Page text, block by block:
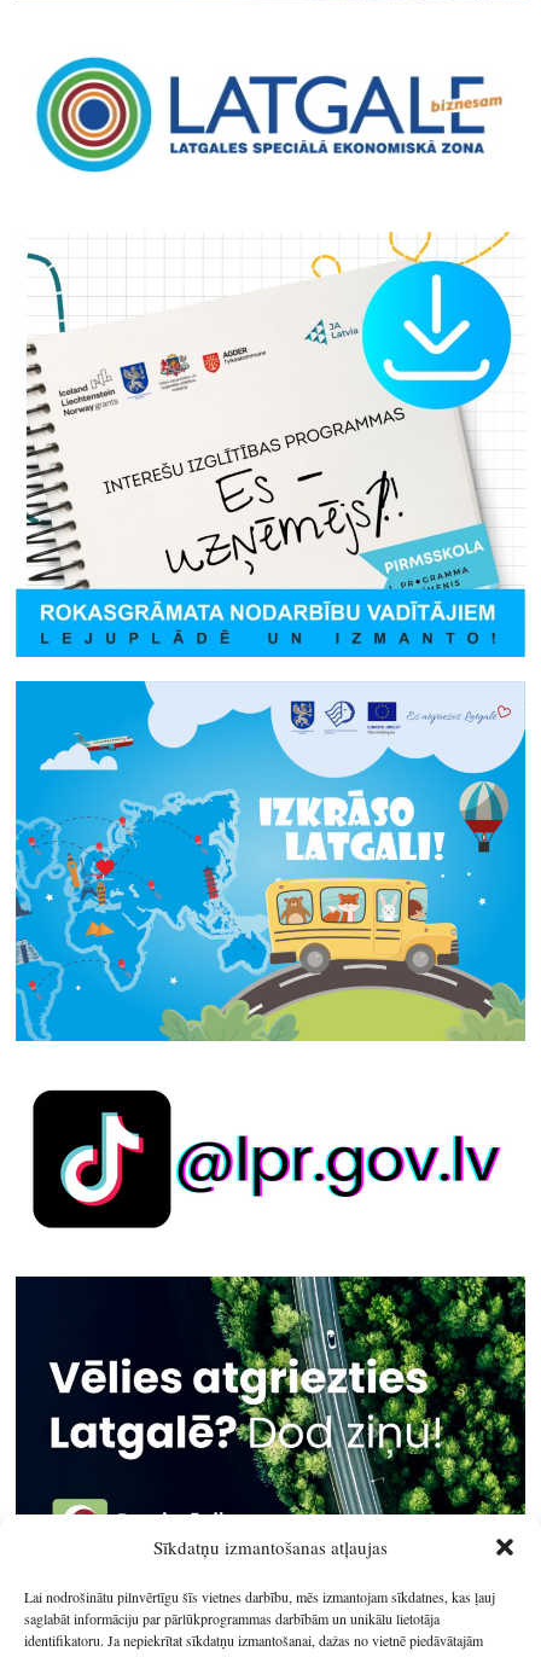
Sīkdatņu izmantošanas atļaujas
Lai nodrošinātu pilnvērtīgu šīs vietnes darbību, mēs izmantojam sīkdatnes, kas ļauj
saglabāt informāciju par pārlūkprogrammas darbībām un unikālu lietotāja
identifikatoru. Ja nepiekrītat sīkdatņu izmantošanai, dažas no vietnē piedāvātajām